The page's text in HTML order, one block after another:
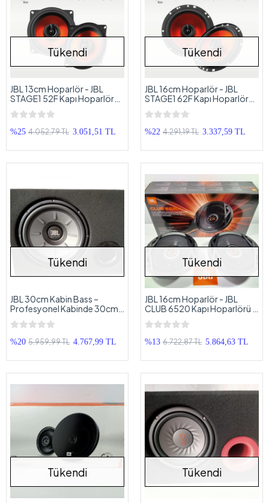
Tükendi
JBL 13cm Hoparlör - JBL
STAGE1 52F Kapı Hoparlörü -
JBL Profesyonel Hoparlör
13cm
%25 4.052,79 TL 3.051,51 TL
Tükendi
JBL 16cm Hoparlör - JBL
STAGE1 62F Kapı Hoparlörü -
JBL Profesyonel Hoparlör
16cm
%22 4.291,19 TL 3.337,59 TL
Tükendi
JBL 30cm Kabin Bass –
Profesyonel Kabinde 30cm
JBL Subwoofer - 1000'lik
Bass
%20 5.959,99 TL 4.767,99 TL
Tükendi
JBL 16cm Hoparlör - JBL
CLUB 6520 Kapı Hoparlörü -
JBL Hoparlör 16cm
%13 6.722,87 TL 5.864,63 TL
Tükendi Tükendi